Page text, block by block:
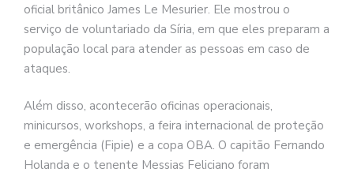
oficial britânico James Le Mesurier. Ele mostrou o
serviço de voluntariado da Síria, em que eles preparam a
população local para atender as pessoas em caso de
ataques.
Além disso, acontecerão oficinas operacionais,
minicursos, workshops, a feira internacional de proteção
e emergência (Fipie) e a copa OBA. O capitão Fernando
Holanda e o tenente Messias Feliciano foram